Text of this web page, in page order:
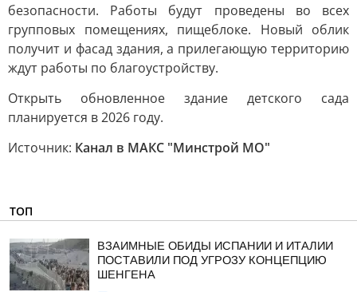
безопасности. Работы будут проведены во всех
групповых помещениях, пищеблоке. Новый облик
получит и фасад здания, а прилегающую территорию
ждут работы по благоустройству.
Открыть обновленное здание детского сада
планируется в 2026 году.
Источник: Канал в МАКС "Минстрой МО"
ТОП
ВЗАИМНЫЕ ОБИДЫ ИСПАНИИ И ИТАЛИИ
ПОСТАВИЛИ ПОД УГРОЗУ КОНЦЕПЦИЮ
ШЕНГЕНА